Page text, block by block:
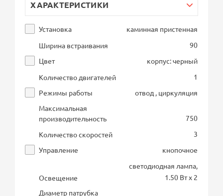
ХАРАКТЕРИСТИКИ
Установка
каминная пристенная
Ширина встраивания
90
Цвет
корпус: черный
Количество двигателей
1
Режимы работы
отвод , циркуляция
Максимальная
производительность
750
Количество скоростей
3
Управление
кнопочное
Освещение
светодиодная лампа,
1.50 Вт х 2
Диаметр патрубка